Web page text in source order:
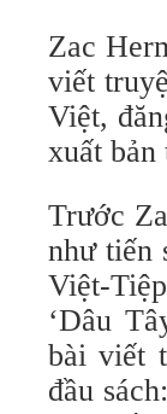
Zac
viết
Việt,
xuất bản
Trước
như tiến
Việt-
‘Dâu
bài viết
đầu sách: